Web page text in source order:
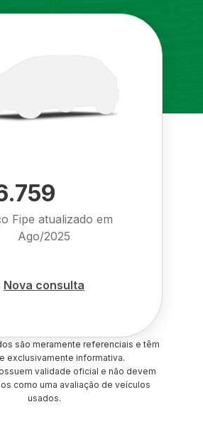
Fipe atualizado em
Ago/2025
Nova consulta
são meramente referenciais e têm
exclusivamente informativa.
validade oficial e não devem
como uma avaliação de veículos
usados.